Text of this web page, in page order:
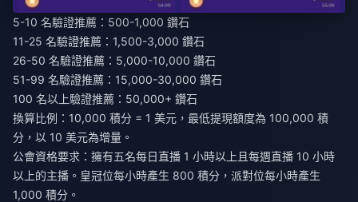
5-10 名驗證推薦：500-1,000 鑽石
11-25 名驗證推薦：1,500-3,000 鑽石
26-50 名驗證推薦：5,000-10,000 鑽石
51-99 名驗證推薦：15,000-30,000 鑽石
100 名以上驗證推薦：50,000+ 鑽石
換算比例：10,000 積分 = 1 美元，最低提現額度為 100,000 積
分，以 10 美元為增量。
公會資格要求：擁有五名每日直播 1 小時以上且每週直播 10 小時
以上的主播。皇冠位每小時產生 800 積分，派對位每小時產生
1,000 積分。